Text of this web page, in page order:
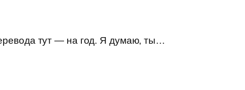
тут — на год. Я думаю, ты…